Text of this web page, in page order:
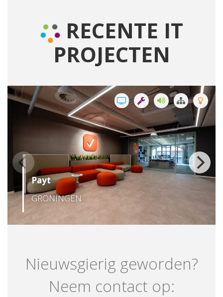
RECENTE IT
PROJECTEN
Payt
GRONINGEN
Nieuwsgierig geworden?
Neem contact op: